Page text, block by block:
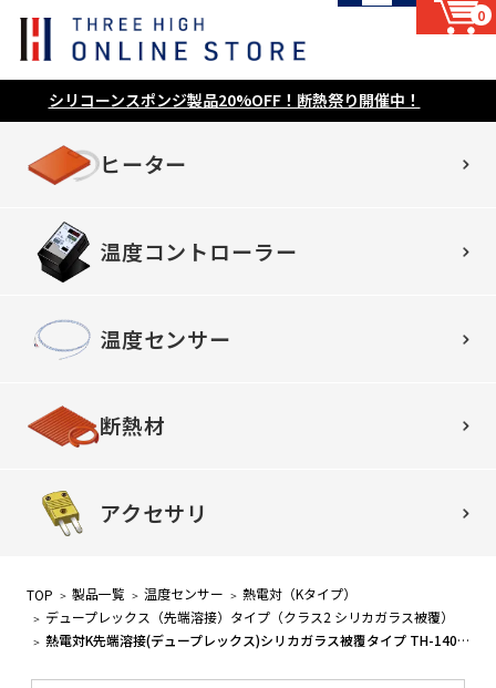
0
シリコーンスポンジ製品20%OFF！断熱祭り開催中！
ヒーター
温度コントローラー
温度センサー
断熱材
アクセサリ
TOP 製品一覧 温度センサー
熱電対（Kタイプ）
デュープレックス（先端溶接）タイプ（クラス2 シリカガラス被覆）
熱電対K先端溶接(デュープレックス)シリカガラス被覆タイプ TH-1402-2（TH-8292-2 後継品）